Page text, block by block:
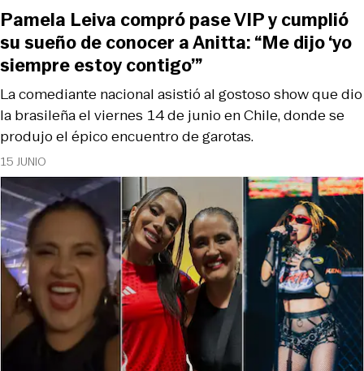
15 JUNIO
La comediante nacional asistió al gostoso show que dio
la brasileña el viernes 14 de junio en Chile, donde se
produjo el épico encuentro de garotas.
Pamela Leiva compró pase VIP y cumplió
su sueño de conocer a Anitta: “Me dijo ‘yo
siempre estoy contigo’”